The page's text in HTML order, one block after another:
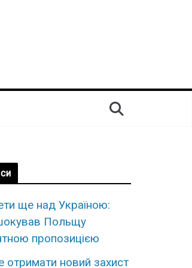
ще над Україною:
Польщу
пропозицією
отримати новий захист